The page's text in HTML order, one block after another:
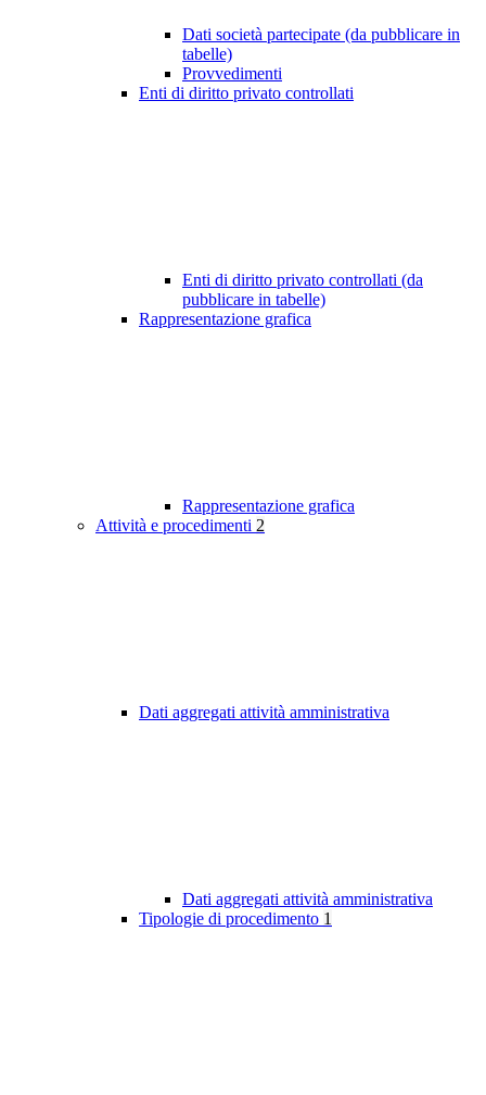
Dati società partecipate (da pubblicare in
tabelle)
Provvedimenti
Enti di diritto privato controllati
Enti di diritto privato controllati (da
pubblicare in tabelle)
Rappresentazione grafica
Rappresentazione grafica
Attività e procedimenti 2
Dati aggregati attività amministrativa
Dati aggregati attività amministrativa
Tipologie di procedimento 1